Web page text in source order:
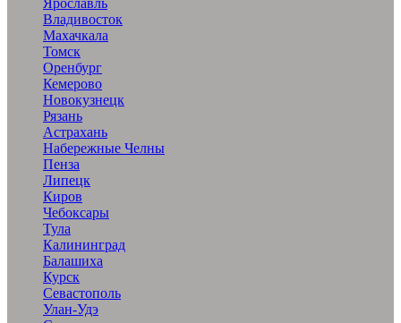
Ярославль
Владивосток
Махачкала
Томск
Оренбург
Кемерово
Новокузнецк
Рязань
Астрахань
Набережные Челны
Пенза
Липецк
Киров
Чебоксары
Тула
Калининград
Балашиха
Курск
Севастополь
Улан-Удэ